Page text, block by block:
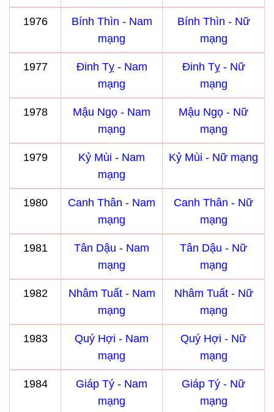
1976
Bính Thìn - Nam
mạng
Bính Thìn - Nữ
mạng
1977
Đinh Tỵ - Nam
mạng
Đinh Tỵ - Nữ
mạng
1978
Mậu Ngọ - Nam
mạng
Mậu Ngọ - Nữ
mạng
1979
Kỷ Mùi - Nam
mạng
Kỷ Mùi - Nữ mạng
1980
Canh Thân - Nam
mạng
Canh Thân - Nữ
mạng
1981
Tân Dậu - Nam
mạng
Tân Dậu - Nữ
mạng
1982
Nhâm Tuất - Nam
mạng
Nhâm Tuất - Nữ
mạng
1983
Quý Hợi - Nam
mạng
Quý Hợi - Nữ
mạng
1984
Giáp Tý - Nam
mạng
Giáp Tý - Nữ
mạng